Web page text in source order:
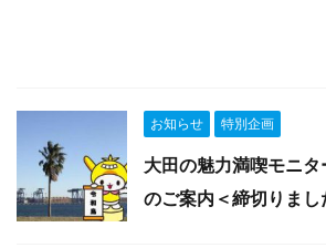
お知らせ 特別企画
大田の魅力満喫モニ
のご案内＜締切りまし